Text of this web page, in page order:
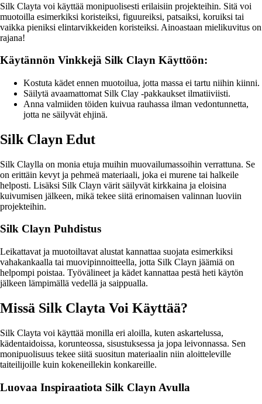
Silk Clayta voi käyttää monipuolisesti erilaisiin projekteihin. Sitä voi
muotoilla esimerkiksi koristeiksi, figuureiksi, patsaiksi, koruiksi tai
vaikka pieniksi elintarvikkeiden koristeiksi. Ainoastaan mielikuvitus on
rajana!
Käytännön Vinkkejä Silk Clayn Käyttöön:
Kostuta kädet ennen muotoilua, jotta massa ei tartu niihin kiinni.
Säilytä avaamattomat Silk Clay -pakkaukset ilmatiiviisti.
Anna valmiiden töiden kuivua rauhassa ilman vedontunnetta,
jotta ne säilyvät ehjinä.
Silk Clayn Edut
Silk Claylla on monia etuja muihin muovailumassoihin verrattuna. Se
on erittäin kevyt ja pehmeä materiaali, joka ei murene tai halkeile
helposti. Lisäksi Silk Clayn värit säilyvät kirkkaina ja eloisina
kuivumisen jälkeen, mikä tekee siitä erinomaisen valinnan luoviin
projekteihin.
Silk Clayn Puhdistus
Leikattavat ja muotoiltavat alustat kannattaa suojata esimerkiksi
vahakankaalla tai muovipinnoitteella, jotta Silk Clayn jäämiä on
helpompi poistaa. Työvälineet ja kädet kannattaa pestä heti käytön
jälkeen lämpimällä vedellä ja saippualla.
Missä Silk Clayta Voi Käyttää?
Silk Clayta voi käyttää monilla eri aloilla, kuten askartelussa,
kädentaidoissa, korunteossa, sisustuksessa ja jopa leivonnassa. Sen
monipuolisuus tekee siitä suositun materiaalin niin aloitteleville
taiteilijoille kuin kokeneillekin konkareille.
Luovaa Inspiraatiota Silk Clayn Avulla